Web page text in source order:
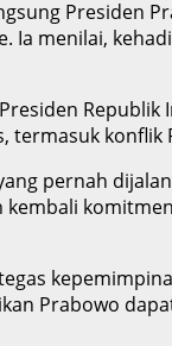
menilai,
pernah
Prabowo